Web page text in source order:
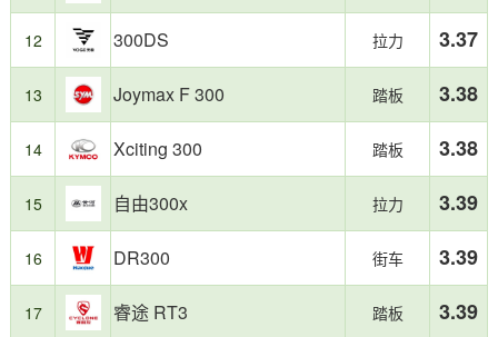
用
车
真
耗。
级
别
车
体
油
耗
优
秀，
为
12 300DS 拉力 3.37
13 Joymax F 300 踏板 3.38
14 Xciting 300 踏板 3.38
15 自由300x 拉力 3.39
16 DR300 街车 3.39
17 睿途 RT3 踏板 3.39